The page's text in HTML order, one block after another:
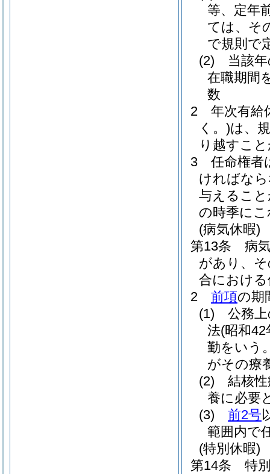
等、定年
ては、そ
で規則で
(2)
当該
在職期間
数
2
年次有給
く。)は、
り越すこ
3
任命権者
ければな
与えるこ
の時季に
(病気休暇)
第13条
病
があり、
合におけ
2
前項の期
(1)
公務
法(昭和42
勤をいう
がその療
(2)
結核
養に必要
(3)
前2号
範囲内で
(特別休暇)
第14条
特